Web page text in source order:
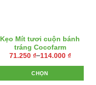
Kẹo Mít tươi cuộn bánh
tráng Cocofarm
71.250 ₫–114.000 ₫
Khoảng
từ
71.250 ₫
đến
CHỌN